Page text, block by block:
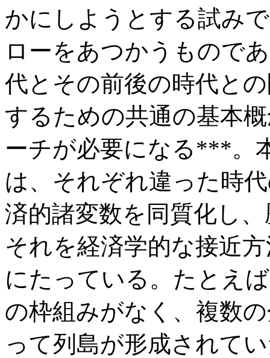
かにしようとする試み
ローをあつかうもので
代とその前後の時代と
するための共通の基本
ーチが必要になる***。
は、それぞれ違った時
済的諸変数を同質化し
それを経済学的な接近
にたっている。たとえ
の枠組みがなく、複数
って列島が形成されて